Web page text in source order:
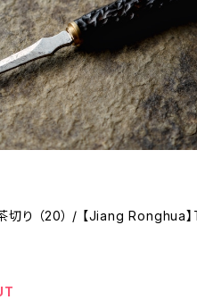
茶切り （20） / 【Jiang Ronghua